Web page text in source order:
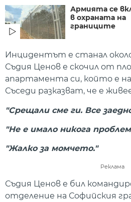
Армията се
в охраната на
границите
Инцидентът е станал
Съдия Ценов е скочил от
апартамента си, който е
Съседи разказват, че е
"Срещали сме ги. Все
"Не е имало никога
"Жалко за момчето."
Реклама
Съдия Ценов е бил
отделение на Софийския